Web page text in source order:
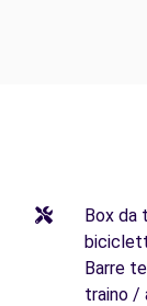
Box da
Barre
traino /